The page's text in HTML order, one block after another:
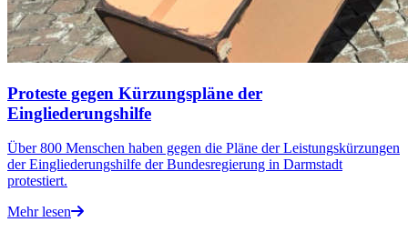
Proteste gegen Kürzungspläne der
Eingliederungshilfe
Über 800 Menschen haben gegen die Pläne der Leistungskürzungen
der Eingliederungshilfe der Bundesregierung in Darmstadt
protestiert.
Mehr lesen